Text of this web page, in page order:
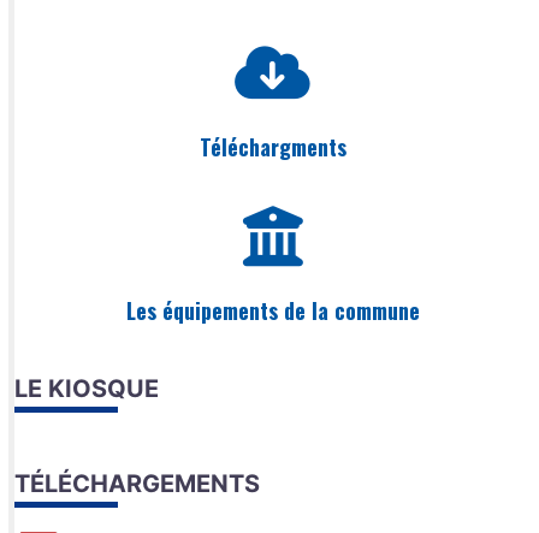
Téléchargments
Les équipements de la commune
LE KIOSQUE
TÉLÉCHARGEMENTS